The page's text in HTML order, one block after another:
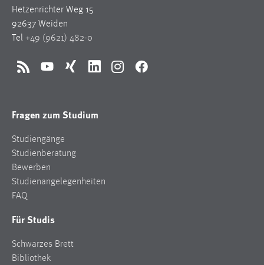
Hetzenrichter Weg 15
92637 Weiden
Tel +49 (9621) 482-0
RSS YouTubeXing LinkedInInstagramFacebook
Fragen zum Studium
Studiengänge
Studienberatung
Bewerben
Studienangelegenheiten
FAQ
Für Studis
Schwarzes Brett
Bibliothek